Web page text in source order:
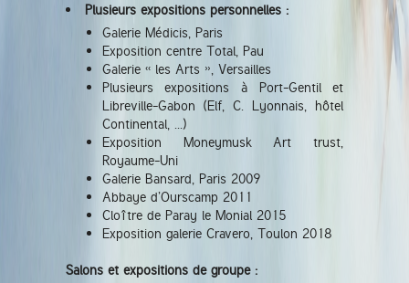
Plusieurs expositions personnelles :
Galerie Médicis, Paris
Exposition centre Total, Pau
Galerie « les Arts », Versailles
Plusieurs expositions à Port-Gentil et
Libreville-Gabon (Elf, C. Lyonnais, hôtel
Continental, ...)
Exposition Moneymusk Art trust,
Royaume-Uni
Galerie Bansard, Paris 2009
Abbaye d’Ourscamp 2011
Cloître de Paray le Monial 2015
Exposition galerie Cravero, Toulon 2018
Salons et expositions de groupe :